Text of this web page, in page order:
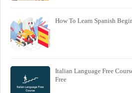
How To Learn Spanish
Italian Language Free
Free